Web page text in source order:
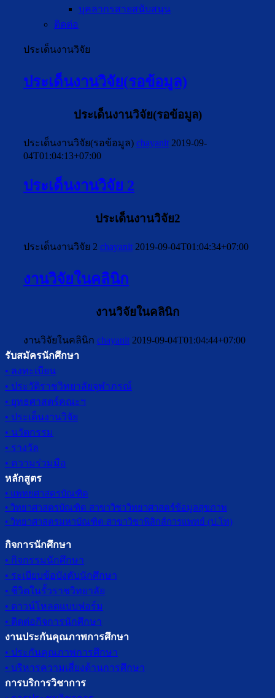
บุคลากรสายสนับสนุน
ติดต่อ
ประเด็นงานวิจัย
ประเด็นงานวิจัย(รอข้อมูล)
ประเด็นงานวิจัย(รอข้อมูล)
ประเด็นงานวิจัย(รอข้อมูล) chayanit 2019-09-
04T01:04:13+07:00
ประเด็นงานวิจัย 2
ประเด็นงานวิจัย2
ประเด็นงานวิจัย 2 chayanit 2019-09-04T01:04:34+07:00
งานวิจัยในคลินิก
งานวิจัยในคลินิก
งานวิจัยในคลินิก chayanit 2019-09-04T01:04:44+07:00
รับสมัครนักศึกษา
• ลงทะเบียน
• ประวัติราชวิทยาลัยจุฬาภรณ์
• ยุทธศาสตร์คณะฯ
• ประเด็นงานวิจัย
• นวัตกรรม
• รางวัล
• ความร่วมมือ
หลักสูตร
• แพทยศาสตรบัณฑิต
• วิทยาศาสตรบัณฑิต สาขาวิชาวิทยาศาสตร์ข้อมูลสุขภาพ
• วิทยาศาสตรมหาบัณฑิต สาขาวิชาฟิสิกส์การแพทย์ (ป.โท)
กิจการนักศึกษา
• กิจกรรมนักศึกษา
• ระเบียบข้อบังคับนักศึกษา
• ชีวิตในรั้วราชวิทยาลัย
• ดาวน์โหลดแบบฟอร์ม
• ติดต่อกิจการนักศึกษา
งานประกันคุณภาพการศึกษา
• ประกันคุณภาพการศึกษา
• บริหารความเสี่ยงด้านการศึกษา
การบริการวิชาการ